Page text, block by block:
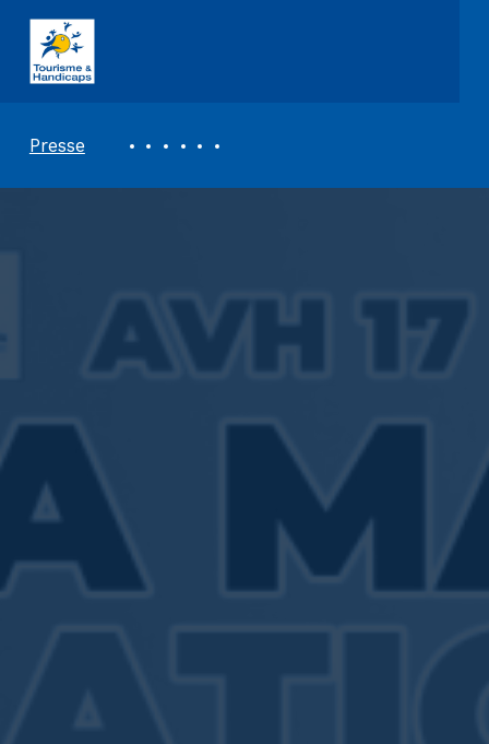
ASSOCIATION TOURISME ET HANDICAPS
Presse